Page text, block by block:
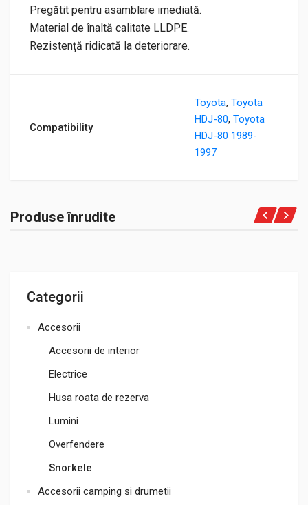
Categorii
Accesorii
Accesorii de interior
Electrice
Husa roata de rezerva
Lumini
Overfendere
Snorkele
Accesorii camping si drumetii
Pregătit pentru asamblare imediată.
Material de înaltă calitate LLDPE.
Rezistență ridicată la deteriorare.
Compatibility
Toyota, Toyota
HDJ-80, Toyota
HDJ-80 1989-
1997
Produse înrudite